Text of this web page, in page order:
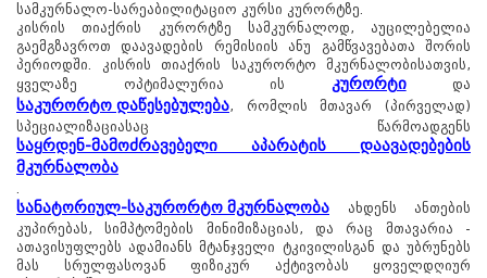
სამკურნალო-სარეაბილიტაციო კურსი კურორტზე.
კისრის თიაქრის კურორტზე სამკურნალოდ, აუცილებელია
გაემგზავროთ დაავადების რემისიის ანუ გამწვავებათა შორის
პერიოდში. კისრის თიაქრის საკურორტო მკურნალობისათვის,
ყველაზე ოპტიმალურია ის კურორტიდა
საკურორტო დაწესებულება, რომლის მთავარ (პირველად)
სპეციალიზაციასაც წარმოადგენს
საყრდენ-მამოძრავებელი აპარატის დაავადებების
მკურნალობა
.
სანატორიულ-საკურორტო მკურნალობა ახდენს ანთების
კუპირებას, სიმპტომების მინიმიზაციას, და რაც მთავარია -
ათავისუფლებს ადამიანს მტანჯველი ტკივილისგან და უბრუნებს
მას სრულფასოვან ფიზიკურ აქტივობას ყოველდღიურ